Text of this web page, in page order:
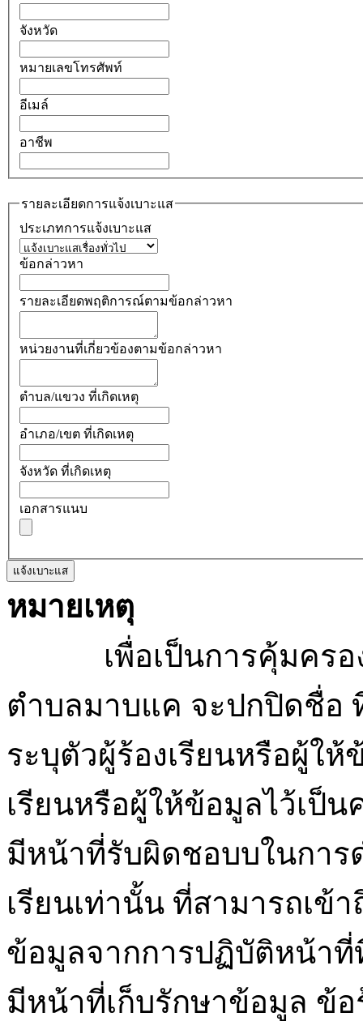
จังหวัด
หมายเลขโทรศัพท์
อีเมล์
อาชีพ
รายละเอียดการแจ้งเบาะแส
ประเภทการแจ้งเบาะแส
ข้อกล่าวหา
รายละเอียดพฤติการณ์ตามข้อกล่าวหา
หน่วยงานที่เกี่ยวข้องตามข้อกล่าวหา
ตำบล/แขวง ที่เกิดเหตุ
อำเภอ/เขต ที่เกิดเหตุ
จังหวัด ที่เกิดเหตุ
เอกสารแนบ
แจ้งเบาะแส
หมายเหตุ
เพื่อเป็นการคุ้มครองสิ
ตำบลมาบแค จะปกปิดชื่อ
ระบุตัวผู้ร้องเรียนหรือผู้ใ
เรียนหรือผู้ให้ข้อมูลไว้เป็
มีหน้าที่รับผิดชอบบในการ
เรียนเท่านั้น ที่สามารถเข้
ข้อมูลจากการปฏิบัติหน้าที่
มีหน้าที่เก็บรักษาข้อมูล ข้อ